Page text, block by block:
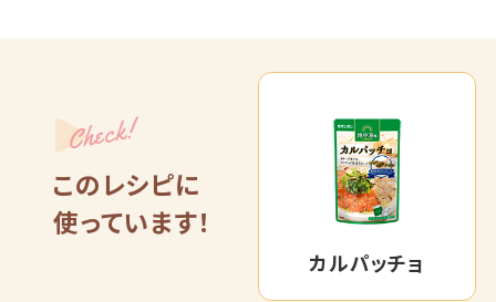
Check!
このレシピに
使っています！
カルパッチョ